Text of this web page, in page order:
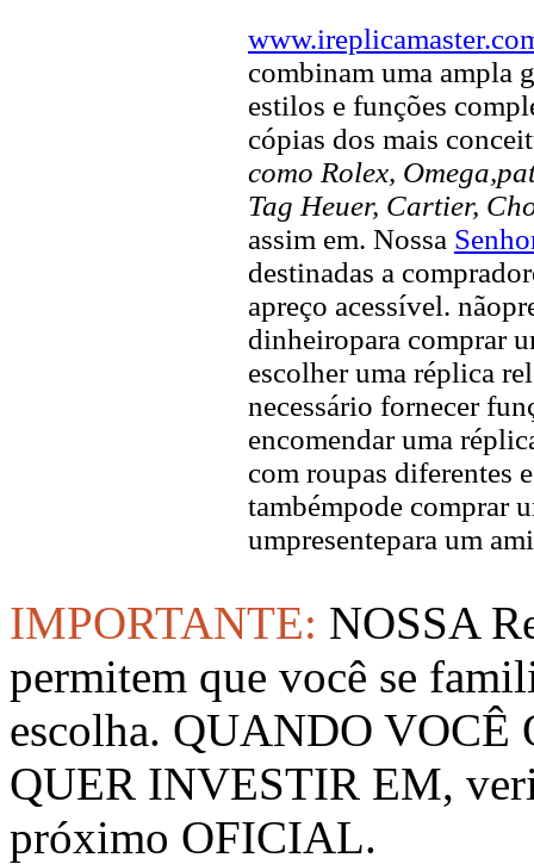
combinam uma ampla
estilos e funções
cópias dos mais
como Rolex,
Tag Heuer, Cartier,
assim em. Nossa
destinadas a
apreço acessível.
dinheiropara comprar
escolher uma réplica
necessário fornecer
encomendar uma
com roupas diferentes
tambémpode comprar
umpresentepara um
IMPORTANTE: NOSSA
permitem que você se
escolha. QUANDO
QUER INVESTIR EM,
próximo OFICIAL.